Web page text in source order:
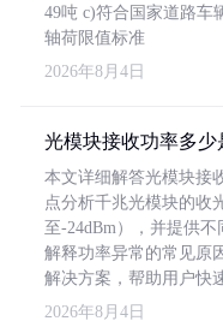
49吨 c)符合国家道路车
轴荷限值标准
2026年8月4日
光模块接收功率多少
本文详细解答光模块接
点分析千兆光模块的收
至-24dBm），并提供
解释功率异常的常见原
解决方案，帮助用户快
2026年8月4日